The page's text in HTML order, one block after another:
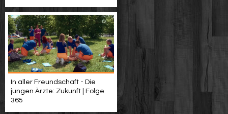
In aller Freundschaft - Die
jungen Ärzte: Zukunft | Folge
365